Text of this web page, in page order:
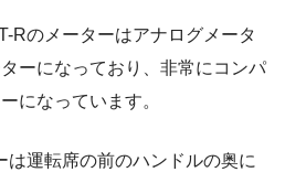
Rのメーターはアナログメータ
ーになっており、非常にコンパ
になっています。
は運転席の前のハンドルの奥に